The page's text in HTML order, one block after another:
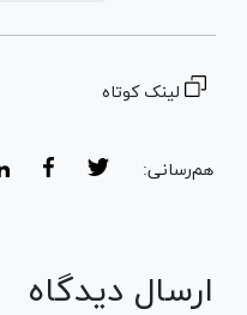
لینک کوتاه
هم‌رسانی:
ارسال دیدگاه